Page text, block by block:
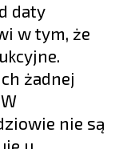
daty
w tym, że
żadnej
nie są